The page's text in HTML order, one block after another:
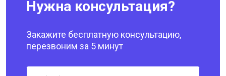
Нужна консультация?
Закажите бесплатную консультацию,
перезвоним за 5 минут